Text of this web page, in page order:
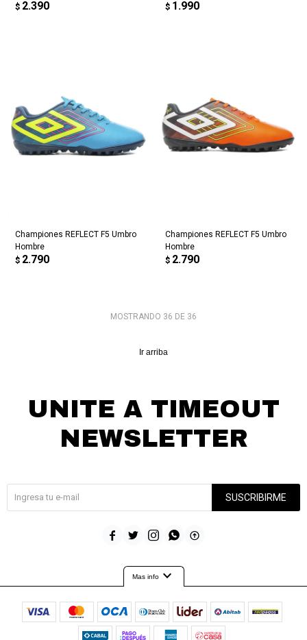
$ 2.390 $ 1.990
Championes REFLECT F5 Umbro
Hombre
$ 2.790
Championes REFLECT F5 Umbro
Hombre
$ 2.790
MOSTRANDO 36 DE 36
Ir arriba
UNITE A TIMEOUT
NEWSLETTER
SUSCRIBIRME
    
Mas infoexpand_more